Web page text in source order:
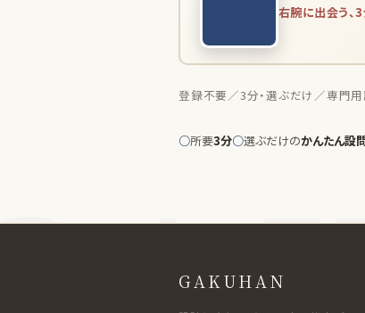
右腕に出会う
登録不要／3分・選ぶだけ／専門
○所要3分○選ぶだけのかんたん設
GAKUHAN